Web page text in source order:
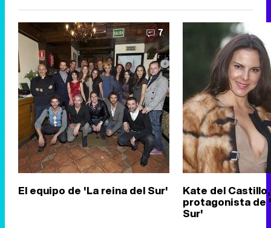
7
El equipo de 'La reina del Sur' Kate del
protagonista de
Sur'